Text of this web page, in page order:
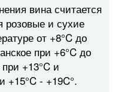
вина считается
розовые и сухие
от +8°C до
при +6°C до
+13°C и
+15°C - +19C°.